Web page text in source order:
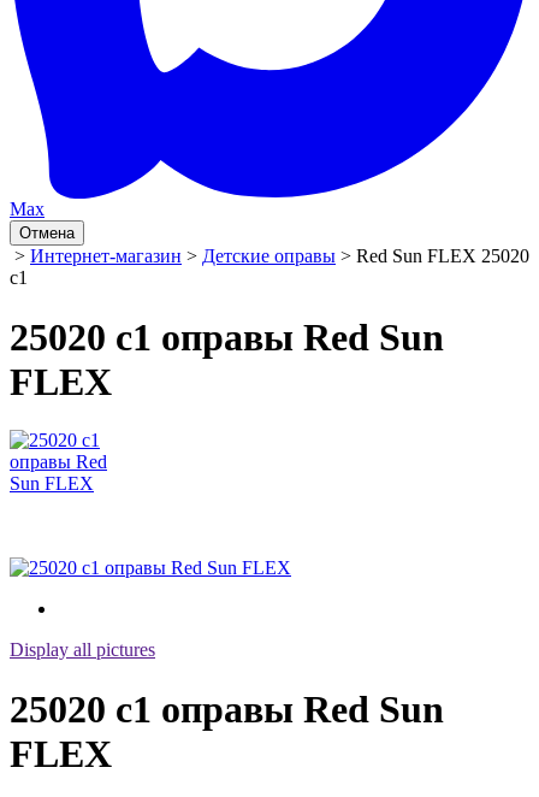
Max
Отмена
> Интернет-магазин > Детские оправы > Red Sun FLEX 25020
с1
25020 с1 оправы Red Sun
FLEX
Display all pictures
25020 с1 оправы Red Sun
FLEX